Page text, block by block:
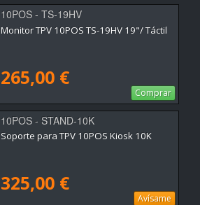
10POS - TS-19HV
Monitor TPV 10POS TS-19HV 19"/ Táctil
265,00 €
Comprar
10POS - STAND-10K
Soporte para TPV 10POS Kiosk 10K
325,00 €
Avísame